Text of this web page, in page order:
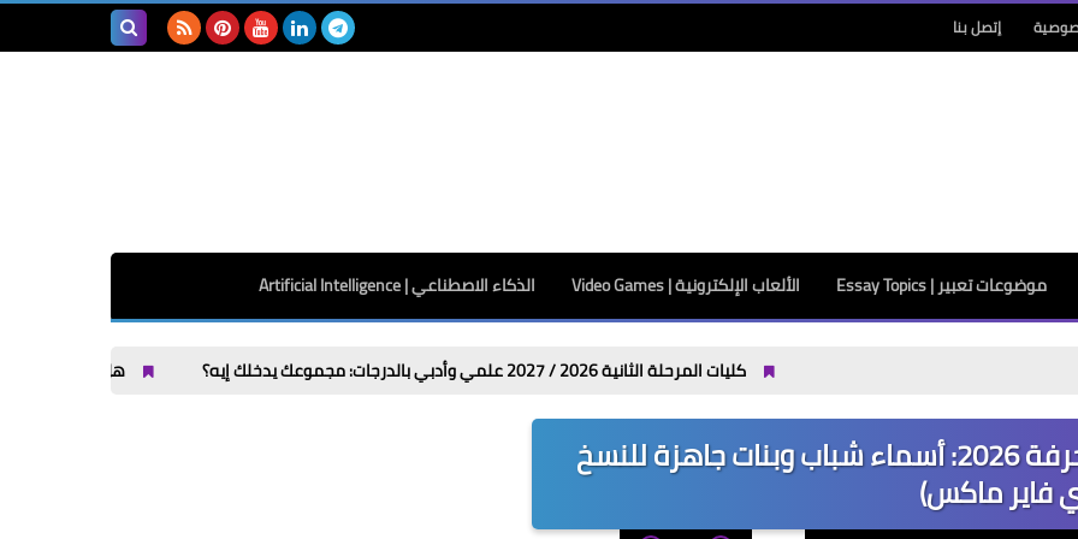
إتصل بنا
موضوعات تعبير | Essay Topics الألعاب الإلكترونية | Video Games الذكاء الاصطناعي | Artificial Intelligence
كليات المرحلة الثانية 2026 / 2027 علمي وأدبي بالدرجات: مجموعك يدخلك إيه؟ هل توجد كليات ذكاء اصطناعي
أجمل وأقوى أسماء فري فاير مزخرفة 2026: أسماء شباب وبنات جاهزة للنسخ
فاير ماكس)